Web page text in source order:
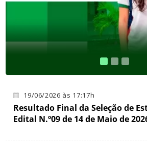
19/06/2026 às 17:17h
Resultado Final da Seleção de
Edital N.º09 de 14 de Maio de